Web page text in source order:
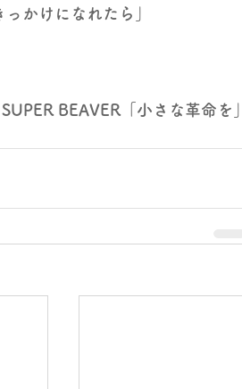
かけになれたら」
BEAVER「小さな革命を」